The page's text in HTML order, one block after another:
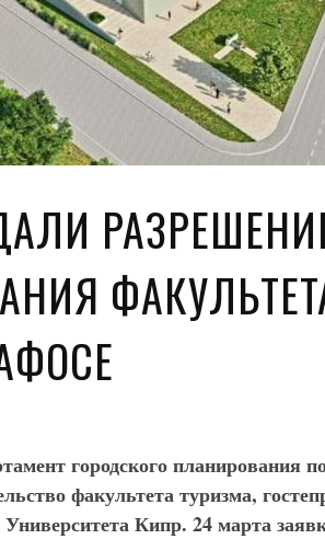
городского планирования
факультета туризма,
Кипр. 24 марта